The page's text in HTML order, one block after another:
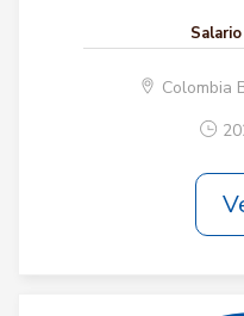
Colombia